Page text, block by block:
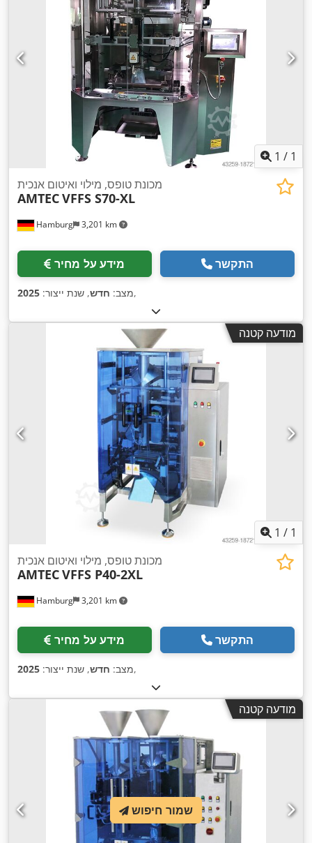
1 / 1
Hamburg 3,201 km
מכונת טופס, מילוי ואיטום אנכית
AMTECVFFS S70-XL
מידע על מחיר התקשר
מצב: חדש, שנת ייצור: 2025 ,
מודעה קטנה
1 / 1
Hamburg 3,201 km
מכונת טופס, מילוי ואיטום אנכית
AMTECVFFS P40-2XL
מידע על מחיר התקשר
מצב: חדש, שנת ייצור: 2025 ,
מודעה קטנה
שמור חיפוש